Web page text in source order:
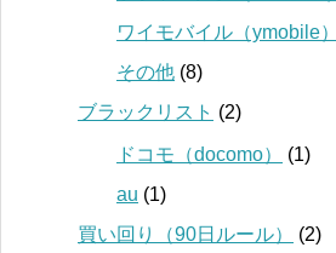
ワイモバイル（ymobile）
その他 (8)
ブラックリスト (2)
ドコモ（docomo）
(1)
au (1)
買い回り（90日ルール）
(2)